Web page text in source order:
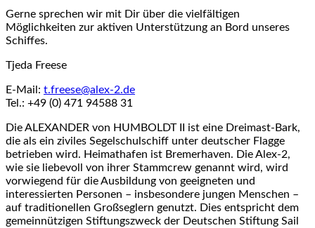
Gerne sprechen wir mit Dir über die vielfältigen
Möglichkeiten zur aktiven Unterstützung an Bord unseres
Schiffes.
Tjeda Freese
E-Mail: t.freese@alex-2.de
Tel.: +49 (0) 471 94588 31
Die ALEXANDER von HUMBOLDT II ist eine Dreimast-Bark,
die als ein ziviles Segelschulschiff unter deutscher Flagge
betrieben wird. Heimathafen ist Bremerhaven. Die Alex-2,
wie sie liebevoll von ihrer Stammcrew genannt wird, wird
vorwiegend für die Ausbildung von geeigneten und
interessierten Personen – insbesondere jungen Menschen –
auf traditionellen Großseglern genutzt. Dies entspricht dem
gemeinnützigen Stiftungszweck der Deutschen Stiftung Sail